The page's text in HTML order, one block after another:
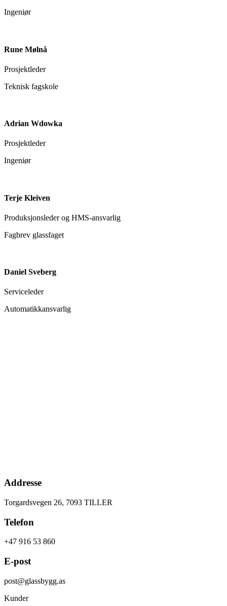
Ingeniør
Rune Mølnå
Prosjektleder
Teknisk fagskole
Adrian Wdowka
Prosjektleder
Ingeniør
Terje Kleiven
Produksjonsleder og HMS-ansvarlig
Fagbrev glassfaget
Daniel Sveberg
Serviceleder
Automatikkansvarlig
Addresse
Torgardsvegen 26, 7093 TILLER
Telefon
+47 916 53 860
E-post
post@glassbygg.as
Kunder